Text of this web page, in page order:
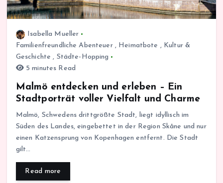
Isabella Mueller
Familienfreundliche Abenteuer, Heimatbote , Kultur &
Geschichte , Städte-Hopping
5 minutes Read
Malmö entdecken und erleben – Ein
Stadtporträt voller Vielfalt und Charme
Malmö, Schwedens drittgrößte Stadt, liegt idyllisch im
Süden des Landes, eingebettet in der Region Skåne und nur
einen Katzensprung von Kopenhagen entfernt. Die Stadt
gilt…
Read more